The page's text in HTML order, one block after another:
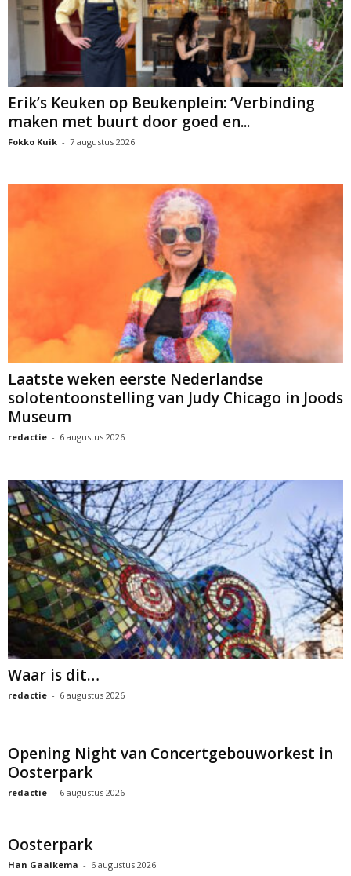
Erik’s Keuken op Beukenplein: ‘Verbinding
maken met buurt door goed en...
Fokko Kuik - 7 augustus 2026
Laatste weken eerste Nederlandse
solotentoonstelling van Judy Chicago in Joods
Museum
redactie - 6 augustus 2026
Waar is dit…
redactie - 6 augustus 2026
Opening Night van Concertgebouworkest in
Oosterpark
redactie - 6 augustus 2026
Oosterpark
Han Gaaikema - 6 augustus 2026